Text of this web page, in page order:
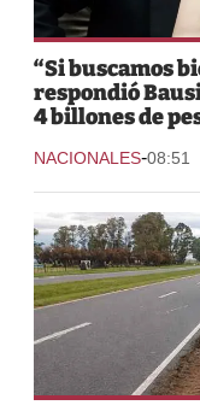
“Si buscamos
respondió
4 billones de
NACIONALES-08:51